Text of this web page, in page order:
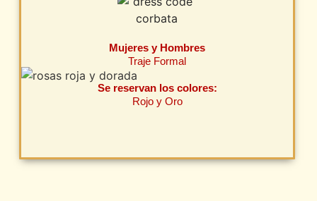
Mujeres y Hombres
Traje Formal
Se reservan los colores:
Rojo y Oro